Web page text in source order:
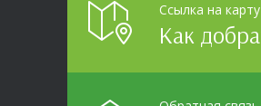
Ссылка на карту
Как